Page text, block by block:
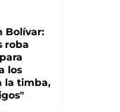
Bolívar:
roba
los
la timba,